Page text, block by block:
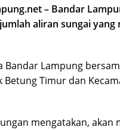
– Bandar
aliran sungai
Bandar Lampung
Timur dan
mengatakan,